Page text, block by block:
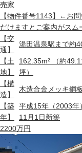
売家
【物件番号1143】←お
だけますとご案内がス
【交
通】
湯田温泉駅まで約
【土
地】
162.35m² （約
坪）
【構
造】
木造合金メッキ鋼
【築
年】
平成15年（2003年）
11月1日新築
2200万円